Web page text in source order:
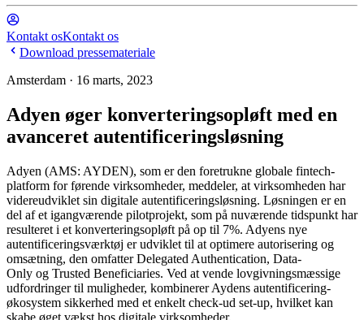
Kontakt osKontakt os
Download pressemateriale
Amsterdam · 16 marts, 2023
Adyen øger konverteringsopløft med en
avanceret autentificeringsløsning
Adyen (AMS: AYDEN), som er den foretrukne globale fintech-
platform for førende virksomheder, meddeler, at virksomheden har
videreudviklet sin digitale autentificeringsløsning. Løsningen er en
del af et igangværende pilotprojekt, som på nuværende tidspunkt har
resulteret i et konverteringsopløft på op til 7%. Adyens nye
autentificeringsværktøj er udviklet til at optimere autorisering og
omsætning, den omfatter Delegated Authentication, Data-
Only og Trusted Beneficiaries. Ved at vende lovgivningsmæssige
udfordringer til muligheder, kombinerer Aydens autentificering-
økosystem sikkerhed med et enkelt check-ud set-up, hvilket kan
skabe øget vækst hos digitale virksomheder.